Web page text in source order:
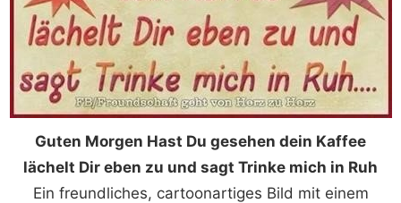
Guten Morgen Hast Du gesehen dein Kaffee
lächelt Dir eben zu und sagt Trinke mich in Ruh
Ein freundliches, cartoonartiges Bild mit einem